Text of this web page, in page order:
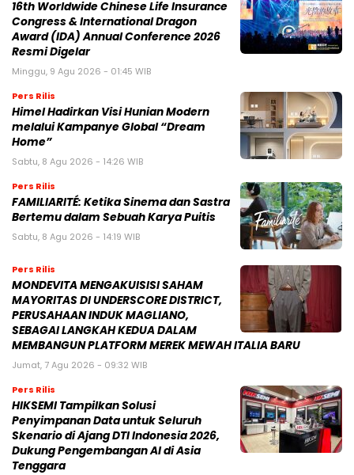
16th Worldwide Chinese Life Insurance
Congress & International Dragon
Award (IDA) Annual Conference 2026
Resmi Digelar
Minggu, 9 Agu 2026 - 01:45 WIB
Pers Rilis
Himel Hadirkan Visi Hunian Modern
melalui Kampanye Global “Dream
Home”
Sabtu, 8 Agu 2026 - 14:26 WIB
Pers Rilis
FAMILIARITÉ: Ketika Sinema dan Sastra
Bertemu dalam Sebuah Karya Puitis
Sabtu, 8 Agu 2026 - 14:19 WIB
Pers Rilis
MONDEVITA MENGAKUISISI SAHAM
MAYORITAS DI UNDERSCORE DISTRICT,
PERUSAHAAN INDUK MAGLIANO,
SEBAGAI LANGKAH KEDUA DALAM
MEMBANGUN PLATFORM MEREK MEWAH ITALIA BARU
Jumat, 7 Agu 2026 - 09:32 WIB
Pers Rilis
HIKSEMI Tampilkan Solusi
Penyimpanan Data untuk Seluruh
Skenario di Ajang DTI Indonesia 2026,
Dukung Pengembangan AI di Asia
Tenggara